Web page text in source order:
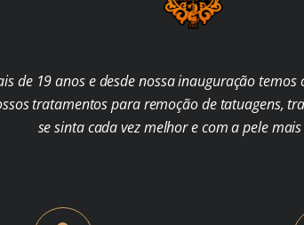
de 19 anos e desde nossa inauguração
tratamentos para remoção de tatuagens,
se sinta cada vez melhor e com a pele